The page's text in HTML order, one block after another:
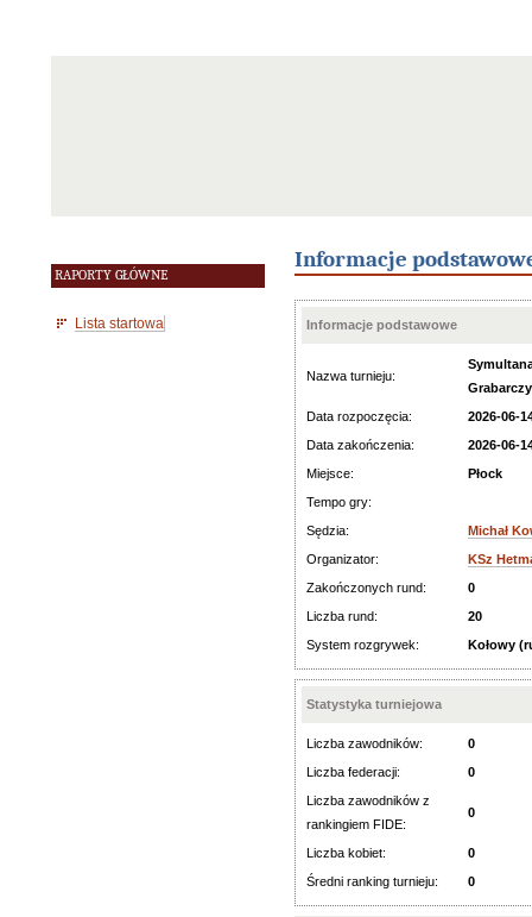
RAPORTY GŁÓWNE
Lista startowa
Informacje
Informacje podstawowe
Nazwa turnieju:
Data rozpoczęcia:
2026-06-
Data zakończenia:
2026-06-
Miejsce:
Płock
Tempo gry:
Sędzia:
Michał
Organizator:
KSz
Zakończonych rund:
0
Liczba rund:
20
System rozgrywek:
Kołowy
Statystyka turniejowa
Liczba zawodników:
0
Liczba federacji:
0
Liczba zawodników z
rankingiem FIDE:
0
Liczba kobiet:
0
Średni ranking turnieju:
0